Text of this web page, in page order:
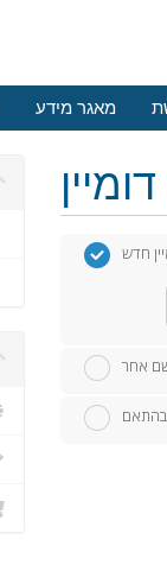
מאגר מידע
חדש
אחר
בהתאם